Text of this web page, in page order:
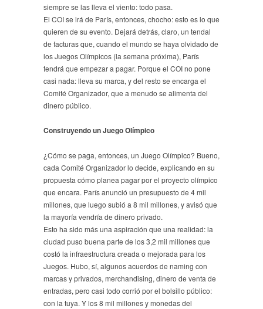
siempre se las lleva el viento: todo pasa.
El COI se irá de París, entonces, chocho: esto es lo que
quieren de su evento. Dejará detrás, claro, un tendal
de facturas que, cuando el mundo se haya olvidado de
los Juegos Olímpicos (la semana próxima), París
tendrá que empezar a pagar. Porque el COI no pone
casi nada: lleva su marca, y del resto se encarga el
Comité Organizador, que a menudo se alimenta del
dinero público.
Construyendo un Juego Olímpico
¿Cómo se paga, entonces, un Juego Olímpico? Bueno,
cada Comité Organizador lo decide, explicando en su
propuesta cómo planea pagar por el proyecto olímpico
que encara. París anunció un presupuesto de 4 mil
millones, que luego subió a 8 mil millones, y avisó que
la mayoría vendría de dinero privado.
Esto ha sido más una aspiración que una realidad: la
ciudad puso buena parte de los 3,2 mil millones que
costó la infraestructura creada o mejorada para los
Juegos. Hubo, sí, algunos acuerdos de naming con
marcas y privados, merchandising, dinero de venta de
entradas, pero casi todo corrió por el bolsillo público:
con la tuya. Y los 8 mil millones y monedas del